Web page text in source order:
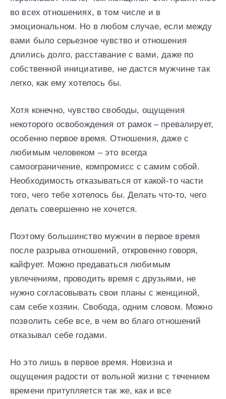
во всех отношениях, в том числе и в
эмоциональном. Но в любом случае, если между
вами было серьезное чувство и отношения
длились долго, расставание с вами, даже по
собственной инициативе, не дастся мужчине так
легко, как ему хотелось бы.
Хотя конечно, чувство свободы, ощущения
некоторого освобождения от рамок – превалирует,
особенно первое время. Отношения, даже с
любимым человеком – это всегда
самоограничение, компромисс с самим собой.
Необходимость отказываться от какой-то части
того, чего тебе хотелось бы. Делать что-то, чего
делать совершенно не хочется.
Поэтому большинство мужчин в первое время
после разрыва отношений, откровенно говоря,
кайфует. Можно предаваться любимым
увлечениям, проводить время с друзьями, не
нужно согласовывать свои планы с женщиной,
сам себе хозяин. Свобода, одним словом. Можно
позволить себе все, в чем во благо отношений
отказывал себе годами.
Но это лишь в первое время. Новизна и
ощущения радости от вольной жизни с течением
времени притупляется так же, как и все